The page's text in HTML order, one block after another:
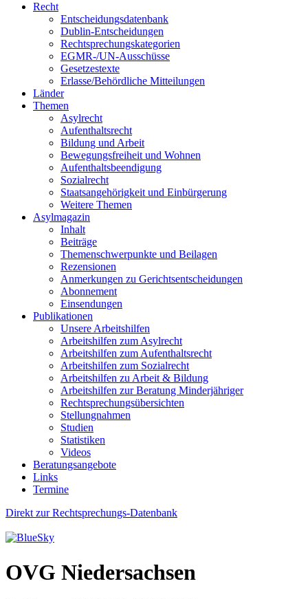
Recht
Entscheidungsdatenbank
Dublin-Entscheidungen
Rechtsprechungskategorien
EGMR-/UN-Ausschüsse
Gesetzestexte
Erlasse/Behördliche Mitteilungen
Länder
Themen
Asylrecht
Aufenthaltsrecht
Bildung und Arbeit
Bewegungsfreiheit und Wohnen
Aufenthaltsbeendigung
Sozialrecht
Staatsangehörigkeit und Einbürgerung
Weitere Themen
Asylmagazin
Inhalt
Beiträge
Themenschwerpunkte und Beilagen
Rezensionen
Anmerkungen zu Gerichtsentscheidungen
Abonnement
Einsendungen
Publikationen
Unsere Arbeitshilfen
Arbeitshilfen zum Asylrecht
Arbeitshilfen zum Aufenthaltsrecht
Arbeitshilfen zum Sozialrecht
Arbeitshilfen zu Arbeit & Bildung
Arbeitshilfen zur Beratung Minderjähriger
Rechtsprechungsübersichten
Stellungnahmen
Studien
Statistiken
Videos
Beratungsangebote
Links
Termine
Direkt zur Rechtsprechungs-Datenbank
OVG Niedersachsen